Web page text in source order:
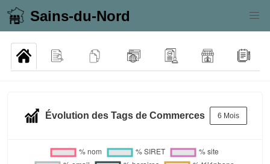
Sains-du-Nord
Évolution des Tags de Commerces 6 Mois